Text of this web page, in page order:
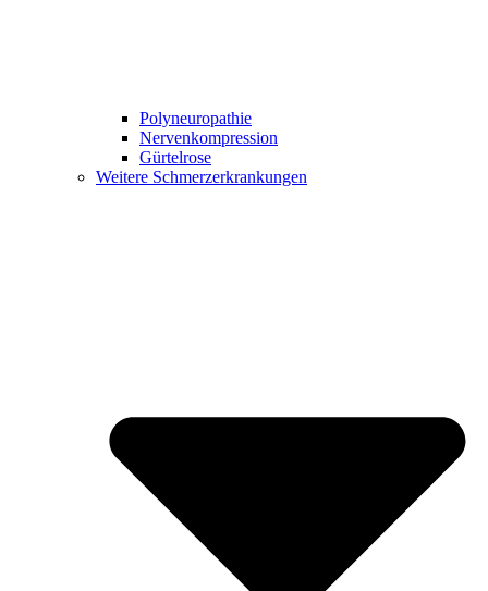
Polyneuropathie
Nervenkompression
Gürtelrose
Weitere Schmerzerkrankungen